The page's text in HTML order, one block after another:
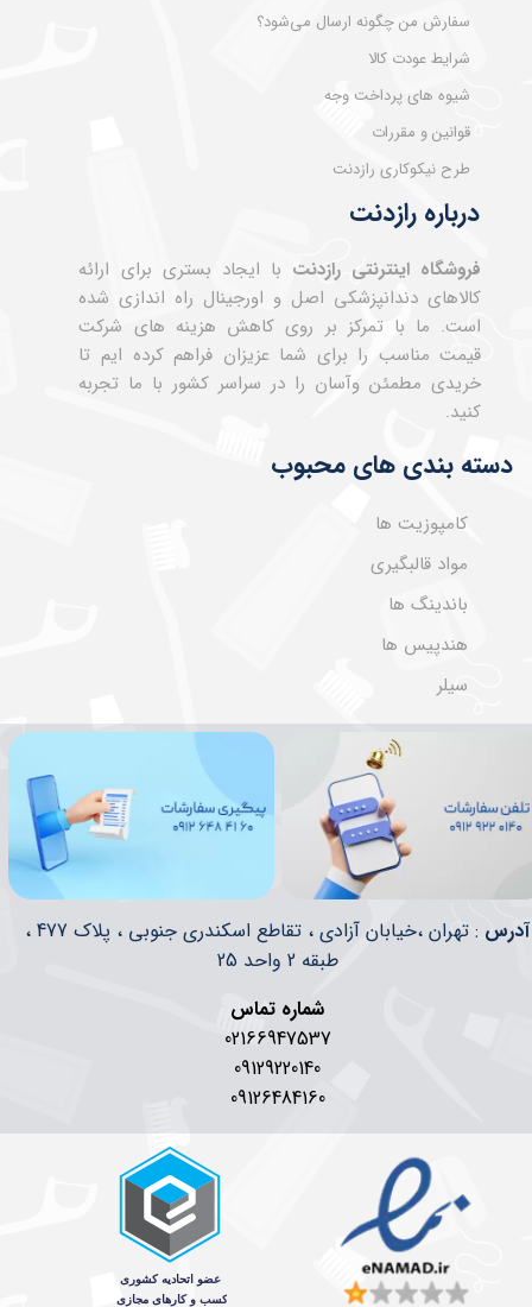
درباره رازدنت
فروشگاه اینترنتی رازدنت با ایجاد بستری برای ارائه
کالاهای دندانپزشکی اصل و اورجینال راه اندازی شده
است. ما با تمرکز بر روی کاهش هزینه های شرکت
قیمت مناسب را برای شما عزیزان فراهم کرده ایم تا
خریدی مطمئن وآسان را در سراسر کشور با ما تجربه
کنید.
سفارش من چگونه ارسال می‌شود؟
شرایط عودت کالا
شیوه های پرداخت وجه
قوانین و مقررات
طرح نیکوکاری رازدنت
دسته بندی های محبوب
کامپوزیت ها
مواد قالبگیری
باندینگ ها
هندپیس ها
سیلر
​​آدرس
: تهران ،خیابان آزادی ، تقاطع اسکندری جنوبی ، پلاک 477 ،
طبقه 2 واحد 25
شماره تماس
02166947537
09129220140
09126484160